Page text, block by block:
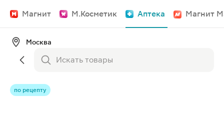
Магнит М.Косметик Аптека Магнит
Москва
по рецепту